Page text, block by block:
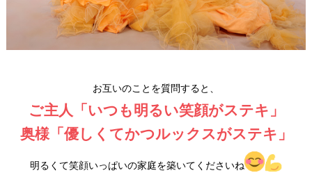
お互いのことを質問すると、
ご主人「いつも明るい笑顔がステキ」
奥様「優しくてかつルックスがステキ」
明るくて笑顔いっぱいの家庭を築いてくださいね